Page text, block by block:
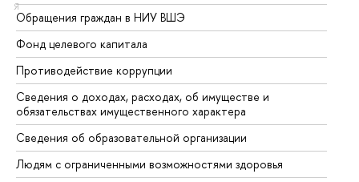
Я
Обращения граждан в НИУ ВШЭ
Фонд целевого капитала
Противодействие коррупции
Сведения о доходах, расходах, об имуществе и
обязательствах имущественного характера
Сведения об образовательной организации
Людям с ограниченными возможностями здоровья